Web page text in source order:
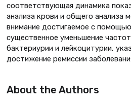
соответствующая динамика
анализа крови и общего анализа
внимание достигаемое с
существенное уменьшение
бактериурии и лейкоцитурии,
достижение ремиссии
About the Authors